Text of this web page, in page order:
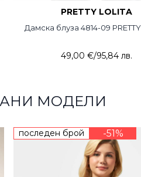
PRETTY LOLITA
Дамска блуза 4814-09
49,00 €/95,84 лв.
МОДЕЛИ
последен брой -51%